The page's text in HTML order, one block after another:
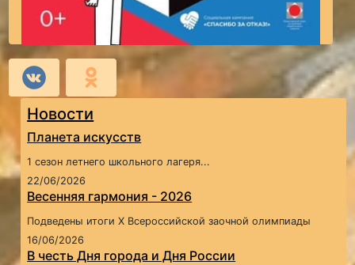
Новости
Планета искусств
1 сезон летнего школьного лагеря...
22/06/2026
Весенняя гармония - 2026
Подведены итоги X Всероссийской заочной олимпиады
16/06/2026
В честь Дня города и Дня России